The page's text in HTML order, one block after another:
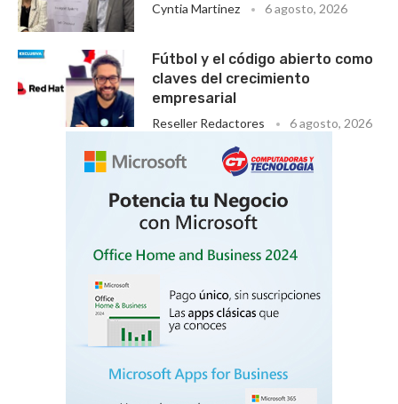
Cyntia Martinez 6 agosto, 2026
Fútbol y el código abierto como
claves del crecimiento
empresarial
Reseller Redactores 6 agosto, 2026